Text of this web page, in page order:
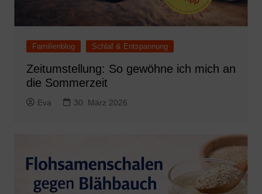
Familienblog Schlaf & Entspannung
Zeitumstellung: So gewöhne ich mich an
die Sommerzeit
Eva 30. März 2026